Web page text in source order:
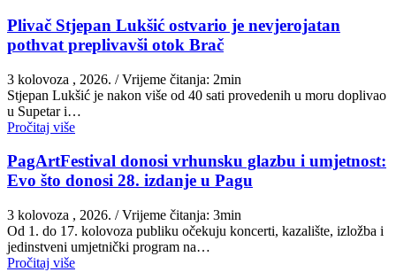
Plivač Stjepan Lukšić ostvario je nevjerojatan
pothvat preplivavši otok Brač
3 kolovoza , 2026. / Vrijeme čitanja: 2min
St​jepan Lukšić je nakon više od 40 sati provedenih u moru doplivao
u Supetar i…
Pročitaj više
PagArtFestival donosi vrhunsku glazbu i umjetnost:
Evo što donosi 28. izdanje u Pagu
3 kolovoza , 2026. / Vrijeme čitanja: 3min
Od 1. do 17. kolovoza publiku očekuju koncerti, kazalište, izložba i
jedinstveni umjetnički program na…
Pročitaj više